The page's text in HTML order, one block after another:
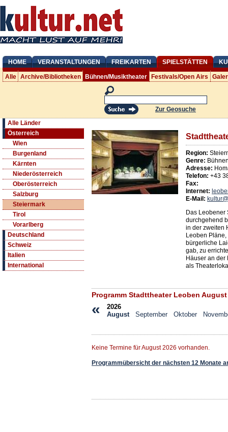
HOME VERANSTALTUNGEN FREIKARTEN SPIELSTÄTTEN
Alle Archive/Bibliotheken Bühnen/Musiktheater Festivals/Open Airs
Zur Geosuche
Alle Länder
Österreich
Wien
Burgenland
Kärnten
Niederösterreich
Oberösterreich
Salzburg
Steiermark
Tirol
Vorarlberg
Deutschland
Schweiz
Italien
International
Region:
Genre:
Adresse:
Telefon: +43
Fax:
Internet:
E-Mail:
Das Leobener
durchgehend
in der zweiten
Leoben
bürgerliche
gab, zu
Häuser an der
als
Programm Stadttheater Leoben August
«
2026
August
September Oktober
Keine Termine für August 2026 vorhanden.
Programmübersicht der nächsten 12 Monate